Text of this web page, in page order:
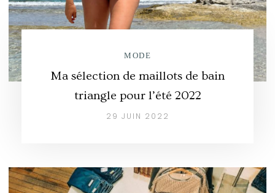
MODE
Ma sélection de maillots de bain
triangle pour l’été 2022
29 JUIN 2022